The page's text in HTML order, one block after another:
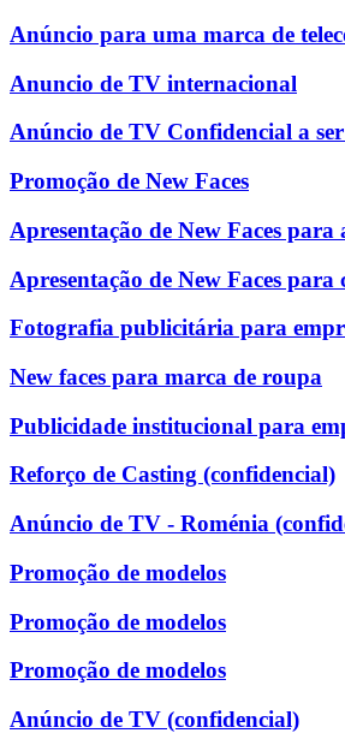
Anúncio para uma marca de
Anuncio de TV internacional
Anúncio de TV Confidencial a
Promoção de New Faces
Apresentação de New Faces para
Apresentação de New Faces
Fotografia publicitária para
New faces para marca de roupa
Publicidade institucional para
Reforço de Casting (confidencial)
Anúncio de TV - Roménia
Promoção de modelos
Promoção de modelos
Promoção de modelos
Anúncio de TV (confidencial)